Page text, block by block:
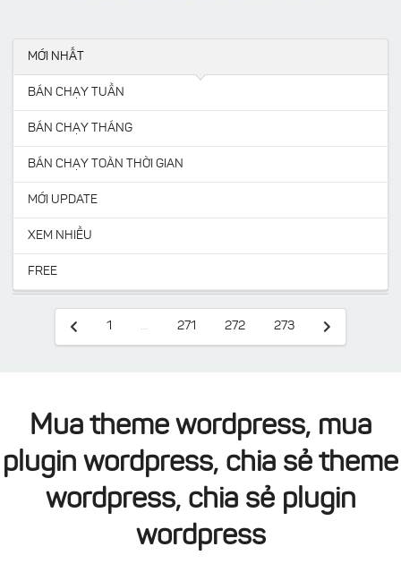
MỚI NHẤT
BÁN CHẠY TUẦN
BÁN CHẠY THÁNG
BÁN CHẠY TOÀN THỜI GIAN
MỚI UPDATE
XEM NHIỀU
FREE
1 ... 271 272 273
Mua theme wordpress, mua
plugin wordpress, chia sẻ theme
wordpress, chia sẻ plugin
wordpress